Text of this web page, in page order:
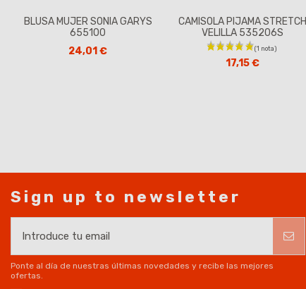
BLUSA MUJER SONIA GARYS
655100
24,01 €
CAMISOLA PIJAMA STRETCH
VELILLA 535206S
17,15 €
Sign up to newsletter
Ponte al día de nuestras últimas novedades y recibe las mejores
ofertas.